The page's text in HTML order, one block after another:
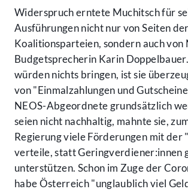
Widerspruch erntete Muchitsch für
Ausführungen nicht nur von Seiten der
Koalitionsparteien, sondern auch von
Budgetsprecherin Karin
würden nichts bringen, ist sie
von "Einmalzahlungen und
NEOS-Abgeordnete grundsätzlich
seien nicht nachhaltig, mahnte sie,
Regierung viele Förderungen mit der
verteile, statt Geringverdiener:innen
unterstützen. Schon im Zuge der
habe Österreich "unglaublich viel